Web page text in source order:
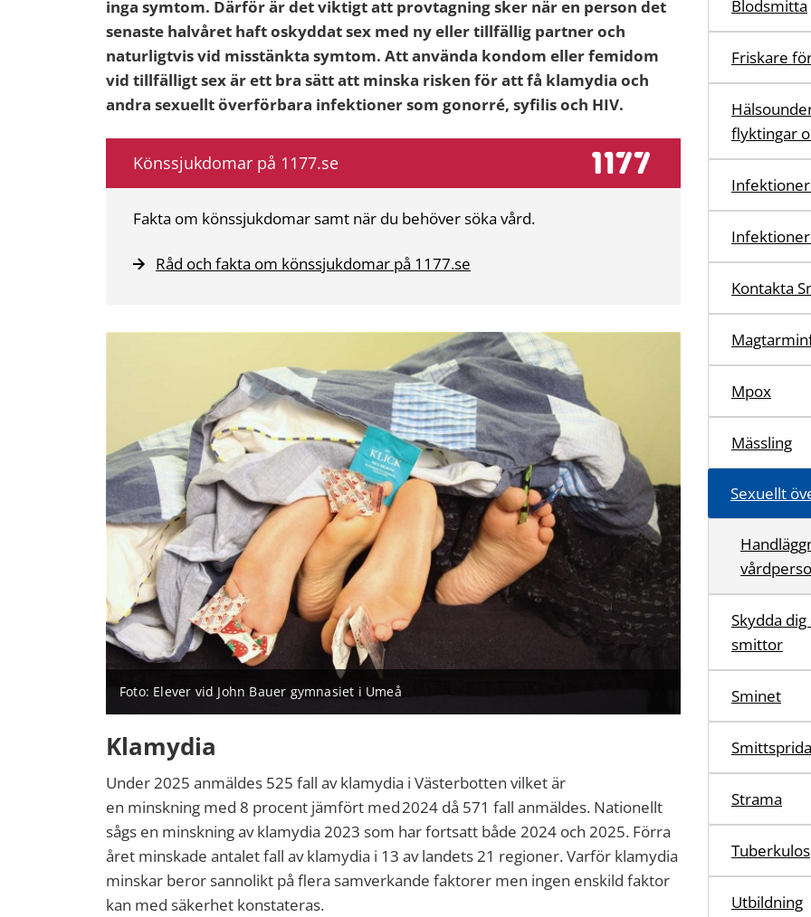
inga symtom. Därför är det viktigt att provtagning sker när en person det
senaste halvåret haft oskyddat sex med ny eller tillfällig partner och
naturligtvis vid misstänkta symtom. Att använda kondom eller femidom
vid tillfälligt sex är ett bra sätt att minska risken för att få klamydia och
andra sexuellt överförbara infektioner som gonorré, syfilis och HIV.
Könssjukdomar på 1177.se
Fakta om könssjukdomar samt när du behöver söka vård.
Råd och fakta om könssjukdomar på 1177.se
Foto: Elever vid John Bauer gymnasiet i Umeå
Klamydia
Under2025 anmäldes 525 fall av klamydia i Västerbotten vilket är
en minskning med 8 procent jämfört med2024 då 571 fall anmäldes. Nationellt
sågs en minskning av klamydia 2023 som har fortsatt både 2024 och 2025. Förra
året minskade antalet fall av klamydia i 13 av landets 21 regioner.Varför klamydia
minskar beror sannolikt på flera samverkande faktorer men ingen enskild faktor
kan med säkerhet konstateras.
Blodsmitta
Friskare
flyktingar
Kontakta
Mpox
Mässling
Sexuellt
Skydda
smittor
Sminet
Strama
Tuberkulos
Utbildning